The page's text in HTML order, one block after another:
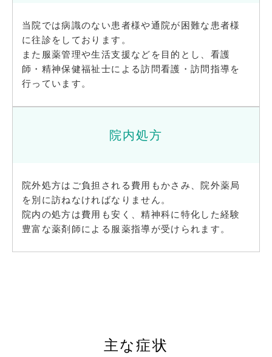
当院では病識のない患者様や通院が困難な患者様
に往診をしております。
また服薬管理や生活支援などを目的とし、看護
師・精神保健福祉士による訪問看護・訪問指導を
行っています。
院内処方
院外処方はご負担される費用もかさみ、院外薬局
を別に訪ねなければなりません。
院内の処方は費用も安く、精神科に特化した経験
豊富な薬剤師による服薬指導が受けられます。
主な症状